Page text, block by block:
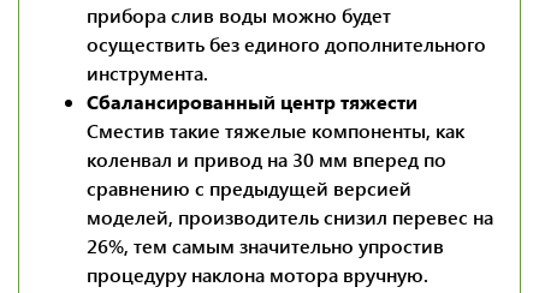
прибора слив воды можно будет
осуществить без единого дополнительного
инструмента.
Сбалансированный центр тяжести
Сместив такие тяжелые компоненты, как
коленвал и привод на 30 мм вперед по
сравнению с предыдущей версией
моделей, производитель снизил перевес на
26%, тем самым значительно упростив
процедуру наклона мотора вручную.